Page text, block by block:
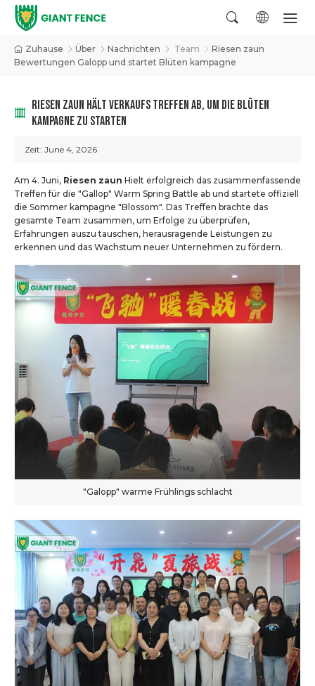
Zuhause Über Nachrichten Team
Riesen zaun
Bewertungen Galopp und startet Blüten kampagne
RIESEN ZAUN HÄLT VERKAUFS TREFFEN AB, UM DIE BLÜTEN
KAMPAGNE ZU STARTEN
Zeit: June 4, 2026
Am 4. Juni, Riesen zaun Hielt erfolgreich das zusammenfassende
Treffen für die "Gallop" Warm Spring Battle ab und startete offiziell
die Sommer kampagne "Blossom". Das Treffen brachte das
gesamte Team zusammen, um Erfolge zu überprüfen,
Erfahrungen auszu tauschen, herausragende Leistungen zu
erkennen und das Wachstum neuer Unternehmen zu fördern.
"Galopp" warme Frühlings schlacht